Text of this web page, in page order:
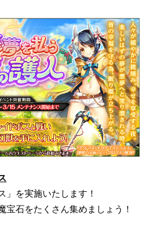
」を実施いたします！
宝石をたくさん集めましょう！